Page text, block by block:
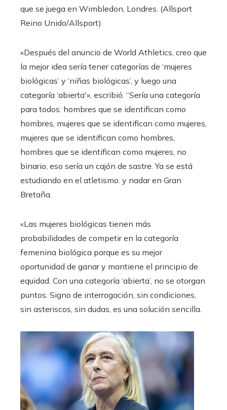
que se juega en Wimbledon, Londres. (Allsport
Reino Unido/Allsport)
«Después del anuncio de World Athletics, creo que
la mejor idea sería tener categorías de ‘mujeres
biológicas’ y ‘niñas biológicas’, y luego una
categoría ‘abierta'», escribió. “Sería una categoría
para todos: hombres que se identifican como
hombres, mujeres que se identifican como mujeres,
mujeres que se identifican como hombres,
hombres que se identifican como mujeres, no
binario, eso sería un cajón de sastre. Ya se está
estudiando en el atletismo. y nadar en Gran
Bretaña.
«Las mujeres biológicas tienen más
probabilidades de competir en la categoría
femenina biológica porque es su mejor
oportunidad de ganar y mantiene el principio de
equidad. Con una categoría ‘abierta’, no se otorgan
puntos. Signo de interrogación, sin condiciones,
sin asteriscos, sin dudas, es una solución sencilla.